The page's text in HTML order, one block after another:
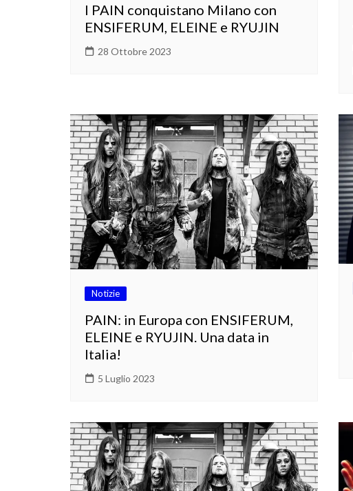
I PAIN conquistano Milano con
ENSIFERUM, ELEINE e RYUJIN
28 Ottobre 2023
Notizie
PAIN: in Europa con ENSIFERUM,
ELEINE e RYUJIN. Una data in
Italia!
5 Luglio 2023